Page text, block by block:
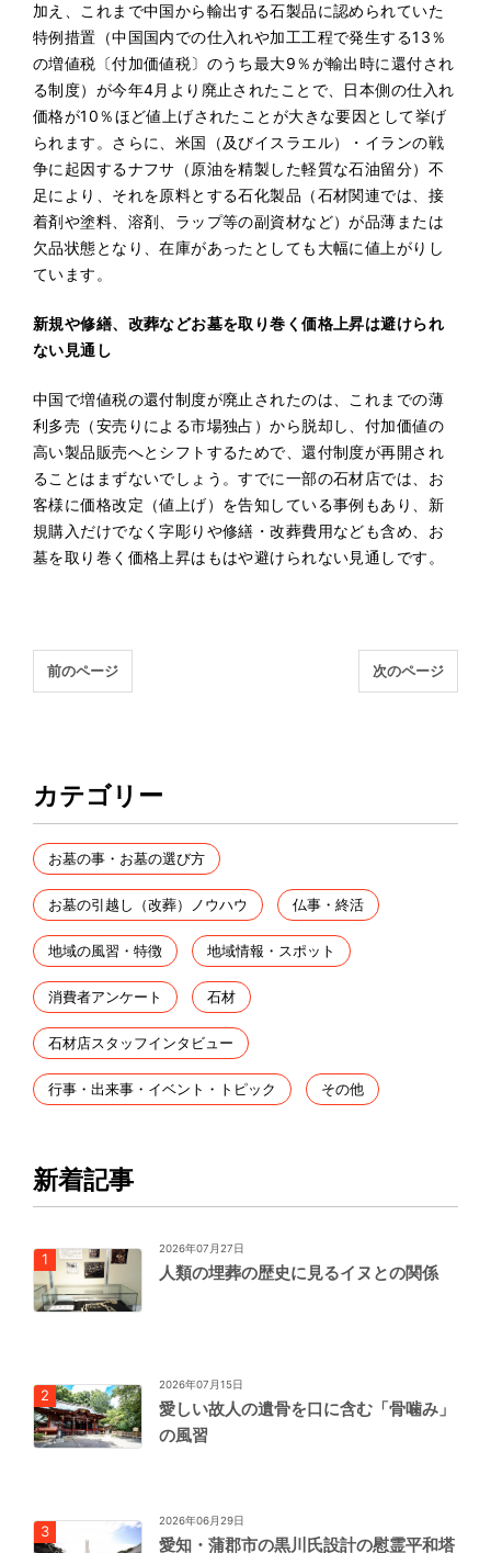
加え、これまで中国から輸出する石製品に認められていた
特例措置（中国国内での仕入れや加工工程で発生する13％
の増値税〔付加価値税〕のうち最大9％が輸出時に還付され
る制度）が今年4月より廃止されたことで、日本側の仕入れ
価格が10％ほど値上げされたことが大きな要因として挙げ
られます。さらに、米国（及びイスラエル）・イランの戦
争に起因するナフサ（原油を精製した軽質な石油留分）不
足により、それを原料とする石化製品（石材関連では、接
着剤や塗料、溶剤、ラップ等の副資材など）が品薄または
欠品状態となり、在庫があったとしても大幅に値上がりし
ています。
新規や修繕、改葬などお墓を取り巻く価格上昇は避けられ
ない見通し
中国で増値税の還付制度が廃止されたのは、これまでの薄
利多売（安売りによる市場独占）から脱却し、付加価値の
高い製品販売へとシフトするためで、還付制度が再開され
ることはまずないでしょう。すでに一部の石材店では、お
客様に価格改定（値上げ）を告知している事例もあり、新
規購入だけでなく字彫りや修繕・改葬費用なども含め、お
墓を取り巻く価格上昇はもはや避けられない見通しです。
前のページ 次のページ
カテゴリー
お墓の事・お墓の選び方
お墓の引越し（改葬）ノウハウ 仏事・終活
地域の風習・特徴 地域情報・スポット
消費者アンケート 石材
石材店スタッフインタビュー
行事・出来事・イベント・トピック その他
新着記事
2026年07月27日
人類の埋葬の歴史に見るイヌとの関係
2026年07月15日
愛しい故人の遺骨を口に含む「骨噛み」
の風習
2026年06月29日
愛知・蒲郡市の黒川氏設計の慰霊平和塔